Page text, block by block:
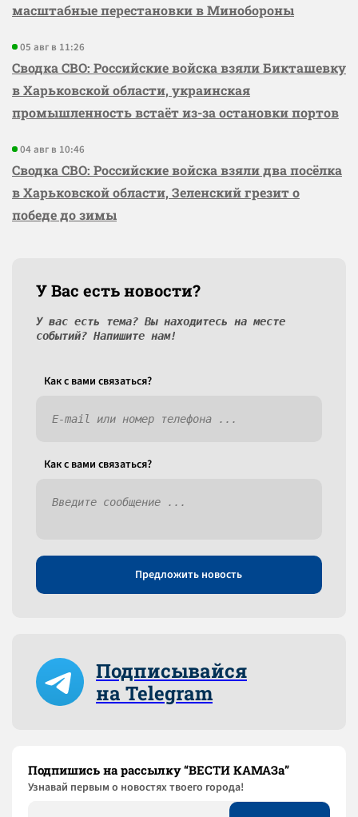
масштабные перестановки в Минобороны
05 авг в 11:26
Сводка СВО: Российские войска взяли Бикташевку
в Харьковской области, украинская
промышленность встаёт из-за остановки портов
04 авг в 10:46
Сводка СВО: Российские войска взяли два посёлка
в Харьковской области, Зеленский грезит о
победе до зимы
У Вас есть новости?
У вас есть тема? Вы находитесь на месте
событий? Напишите нам!
Как c вами связаться?
Как c вами связаться?
Предложить новость
Подписывайся
на Telegram
Подпишись на рассылку “ВЕСТИ КАМАЗа”
Узнaвай первым о новостях твоего города!